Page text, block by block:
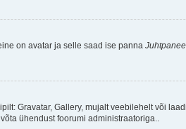
on avatar ja selle saad ise panna
Gravatar, Gallery, mujalt veebilehelt või
ühendust foorumi administraatoriga..